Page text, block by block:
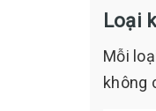
Loại
Mỗi
không